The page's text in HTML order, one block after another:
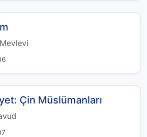
Çin Müslümanları